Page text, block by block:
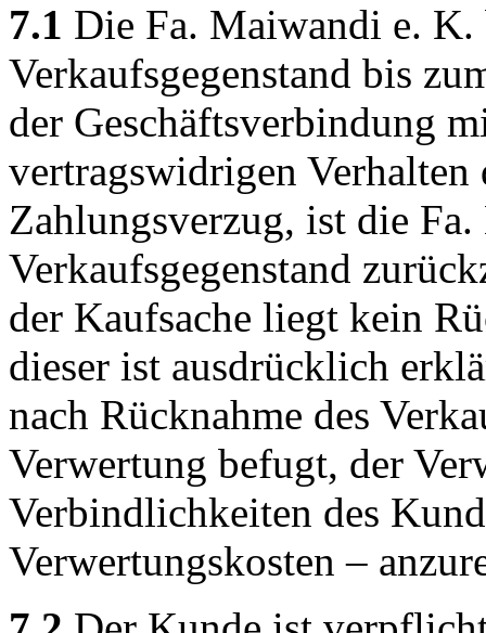
7.1 Die Fa. Maiwandi e. K.
Verkaufsgegenstand bis
der Geschäftsverbindung
vertragswidrigen Verhalten
Zahlungsverzug, ist die
Verkaufsgegenstand
der Kaufsache liegt kein
dieser ist ausdrücklich
nach Rücknahme des
Verwertung befugt, der
Verbindlichkeiten des
Verwertungskosten –